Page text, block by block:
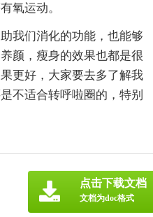
氧运动。
我们消化的功能，也能够
颜，瘦身的效果也都是很
更好，大家要去多了解我
不适合转呼啦圈的，特别
点击下载文档
文档为doc格式